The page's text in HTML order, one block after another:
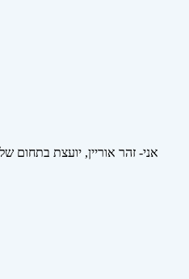
אני- זהר אוריין, יועצת בתחום